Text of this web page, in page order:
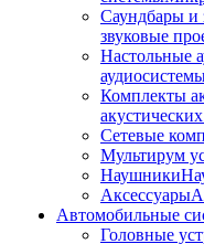
Саундбары и
звуковые
Настольные
Комплекты
Сетевые
Мультирум
Наушники
Аксессуары
Автомобильные
Головные